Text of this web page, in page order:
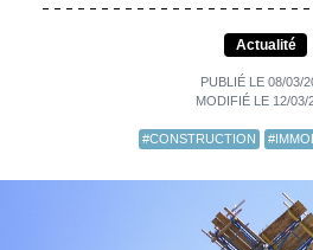
Actualité
PUBLIÉ LE 08/03/
MODIFIÉ LE 12/03/
#CONSTRUCTION